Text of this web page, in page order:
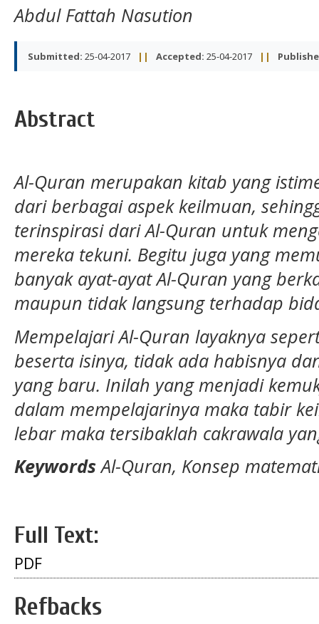
Abdul Fattah Nasution
Submitted: 25-04-2017 || Accepted: 25-04-2017 ||
Abstract
Al-Quran merupakan kitab yang
dariberbagaiaspek keilmuan,
terinspirasi dari Al-Quran untuk
mereka tekuni. Begitu juga yang
banyak ayat-ayat Al-Quran yang
maupun tidak langsung terhadap
Mempelajari Al-Quran layaknya
beserta isinya, tidak ada habisnya
yang baru. Inilah yang menjadi
dalam mempelajarinya maka tabir
lebar maka tersibaklah cakrawala
KeywordsAl-Quran, Konsep
Full Text:
PDF
Refbacks